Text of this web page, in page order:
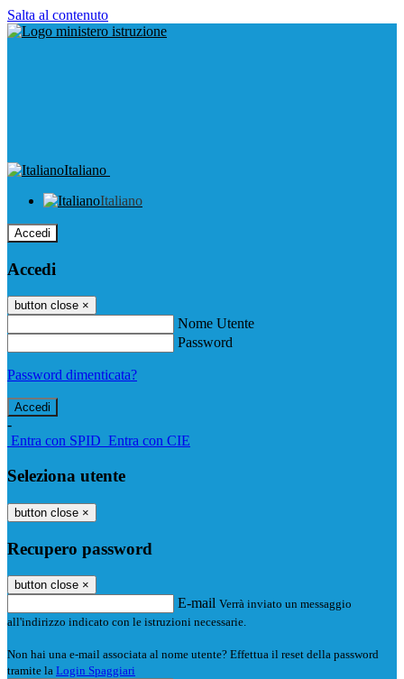
Salta al contenuto
Italiano
Italiano
Accedi
Accedi
button close ×
Nome Utente
Password
Password dimenticata?
-
Entra con SPID Entra con CIE
Seleziona utente
button close ×
Recupero password
button close ×
E-mail Verrà inviato un messaggio
all'indirizzo indicato con le istruzioni necessarie.
Non hai una e-mail associata al nome utente? Effettua il reset della password
tramite la Login Spaggiari